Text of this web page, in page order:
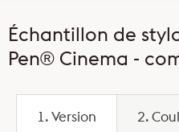
Échantillon de
Pen® Cinema -
1. Version 2.